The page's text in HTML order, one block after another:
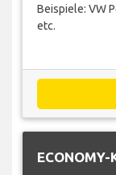
Beispiele: VW
etc.
ECONOMY-